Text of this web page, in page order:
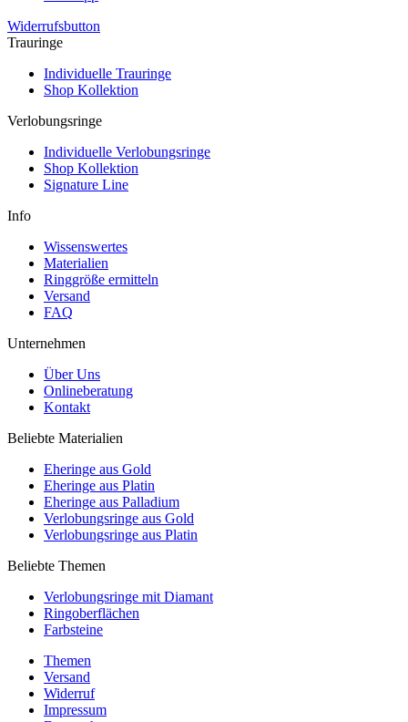
Widerrufsbutton
Trauringe
Individuelle Trauringe
Shop Kollektion
Verlobungsringe
Individuelle Verlobungsringe
Shop Kollektion
Signature Line
Info
Wissenswertes
Materialien
Ringgröße ermitteln
Versand
FAQ
Unternehmen
Über Uns
Onlineberatung
Kontakt
Beliebte Materialien
Eheringe aus Gold
Eheringe aus Platin
Eheringe aus Palladium
Verlobungsringe aus Gold
Verlobungsringe aus Platin
Beliebte Themen
Verlobungsringe mit Diamant
Ringoberflächen
Farbsteine
Themen
Versand
Widerruf
Impressum